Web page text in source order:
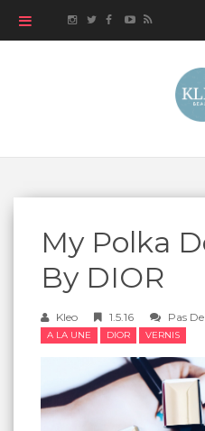
My Polka
By DIOR
Kleo 1.5.16 Pas
A LA UNE DIOR VERNIS